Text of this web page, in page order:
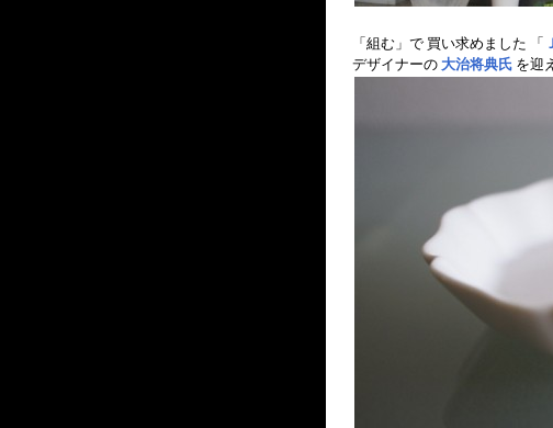
「組む」で 買い求めました 「
デザイナーの 大治将典氏 を迎